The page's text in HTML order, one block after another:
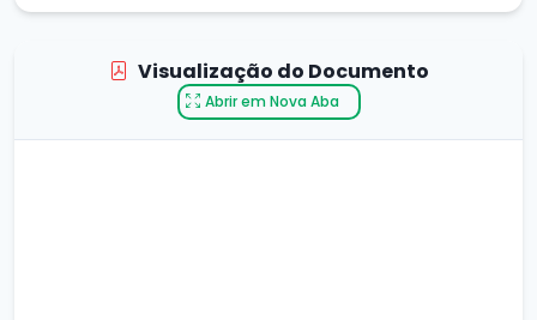
Visualização do Documento
Abrir em Nova Aba